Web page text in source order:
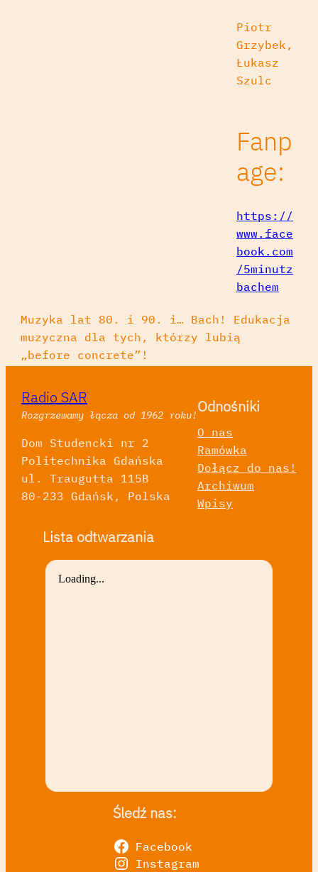
Piotr
Grzybek,
Łukasz
Szulc
Fanp
age:
https://
www.face
book.com
/5minutz
bachem
Muzyka lat 80. i 90. i… Bach! Edukacja
muzyczna dla tych, którzy lubią
„before concrete”!
Radio SAR
Rozgrzewamy łącza od 1962 roku!
Dom Studencki nr 2
Politechnika Gdańska
ul. Traugutta 115B
80-233 Gdańsk, Polska
Odnośniki
O nas
Ramówka
Dołącz do nas!
Archiwum
Wpisy
Lista odtwarzania
Śledź nas:
Facebook
Instagram